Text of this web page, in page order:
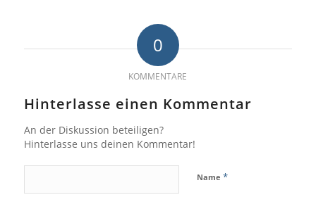
0
KOMMENTARE
Hinterlasse einen Kommentar
An der Diskussion beteiligen?
Hinterlasse uns deinen Kommentar!
Name *